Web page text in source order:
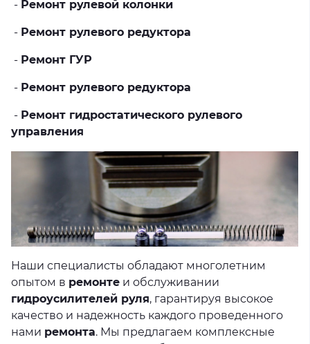
- Ремонт рулевой колонки
- Ремонт рулевого редуктора
- Ремонт ГУР
- Ремонт рулевого редуктора
- Ремонт гидростатического рулевого
управления
Наши специалисты обладают многолетним
опытом в ремонте и обслуживании
гидроусилителей руля, гарантируя высокое
качество и надежность каждого проведенного
нами ремонта. Мы предлагаем комплексные